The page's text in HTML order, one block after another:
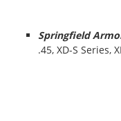
Springfield
.45, XD-S Series,